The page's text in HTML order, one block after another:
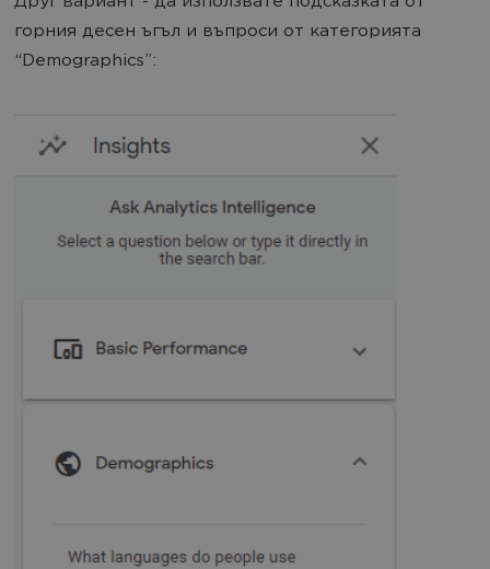
горния десен ъгъл и въпроси от категорията
“Demographics”: